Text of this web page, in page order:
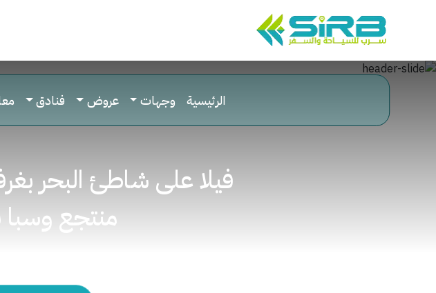
الرئيسية وجهات عروض فنادق
فيلا على شاطئ البحر
منتجع وسبا